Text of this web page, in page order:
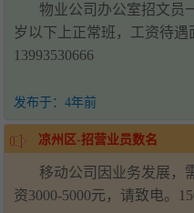
物业公司办公室招文员
岁以下上正常班，工资待遇
13993530666
发布于： 4年前
凉州区-招营业员数名
移动公司因业务发展，
资3000-5000元，请致电。